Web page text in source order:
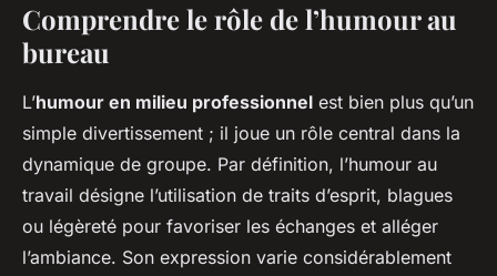
Humour au Bureau :
Catalyseur de Bonheur ou
Source de Conflits ?
Lucas • 21 juillet 2025 • 2 min de lecture
Comprendre le rôle de l’humour au
bureau
L’humour en milieu professionnel est bien plus qu’un
simple divertissement ; il joue un rôle central dans la
dynamique de groupe. Par définition, l’humour au
travail désigne l’utilisation de traits d’esprit, blagues
ou légèreté pour favoriser les échanges et alléger
l’ambiance. Son expression varie considérablement